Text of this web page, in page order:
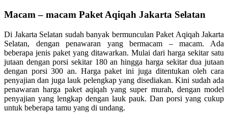
Macam – macam Paket Aqiqah Jakarta Selatan
Di Jakarta Selatan sudah banyak bermunculan Paket Aqiqah Jakarta
Selatan, dengan penawaran yang bermacam – macam. Ada
beberapa jenis paket yang ditawarkan. Mulai dari harga sekitar satu
jutaan dengan porsi sekitar 180 an hingga harga sekitar dua jutaan
dengan porsi 300 an. Harga paket ini juga ditentukan oleh cara
penyajian dan juga lauk pelengkap yang disediakan. Kini sudah ada
penawaran harga paket aqiqah yang super murah, dengan model
penyajian yang lengkap dengan lauk pauk. Dan porsi yang cukup
untuk beberapa tamu yang di undang.